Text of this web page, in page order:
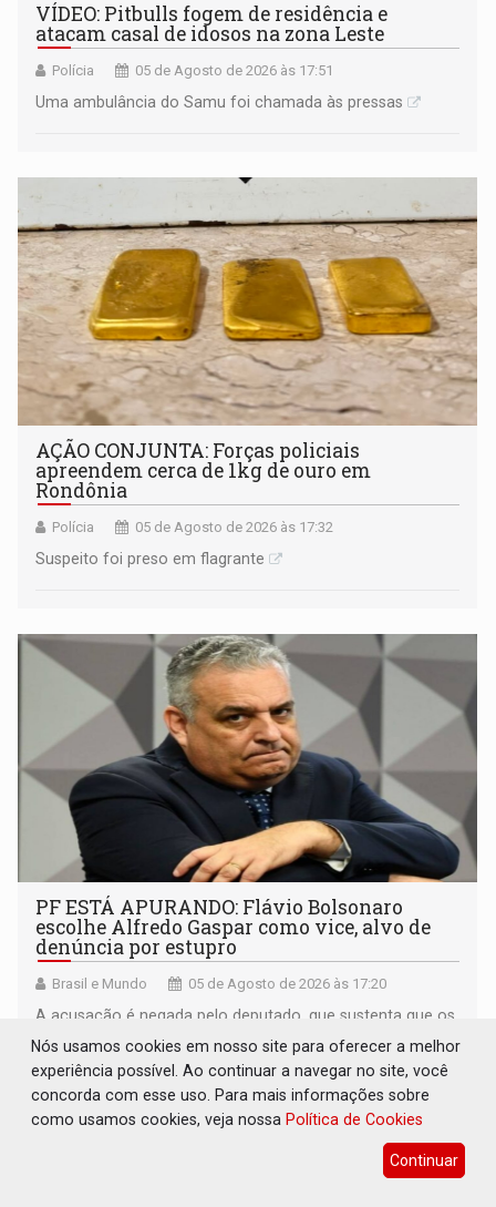
VÍDEO: Pitbulls fogem de residência e
atacam casal de idosos na zona Leste
Polícia 05 de Agosto de 2026 às 17:51
Uma ambulância do Samu foi chamada às pressas
AÇÃO CONJUNTA: Forças policiais
apreendem cerca de 1kg de ouro em
Rondônia
Polícia 05 de Agosto de 2026 às 17:32
Suspeito foi preso em flagrante
PF ESTÁ APURANDO: Flávio Bolsonaro
escolhe Alfredo Gaspar como vice, alvo de
denúncia por estupro
Brasil e Mundo 05 de Agosto de 2026 às 17:20
A acusação é negada pelo deputado, que sustenta que os
fatos atribuídos a ele não ocorreram e que a investigação
deverá demonstrar sua versão
Nós usamos cookies em nosso site para oferecer a melhor
experiência possível. Ao continuar a navegar no site, você
concorda com esse uso. Para mais informações sobre
como usamos cookies, veja nossa Política de Cookies
Continuar